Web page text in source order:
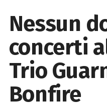
Nessun
concerti
Trio
Bonfire